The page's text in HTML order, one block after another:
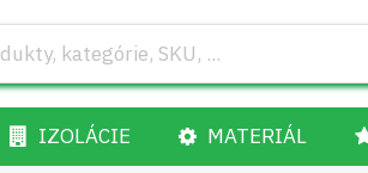
IZOLÁCIE MATERIÁL